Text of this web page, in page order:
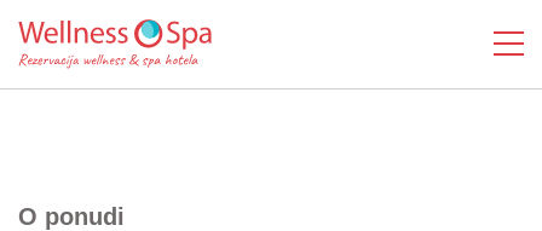
O ponudi